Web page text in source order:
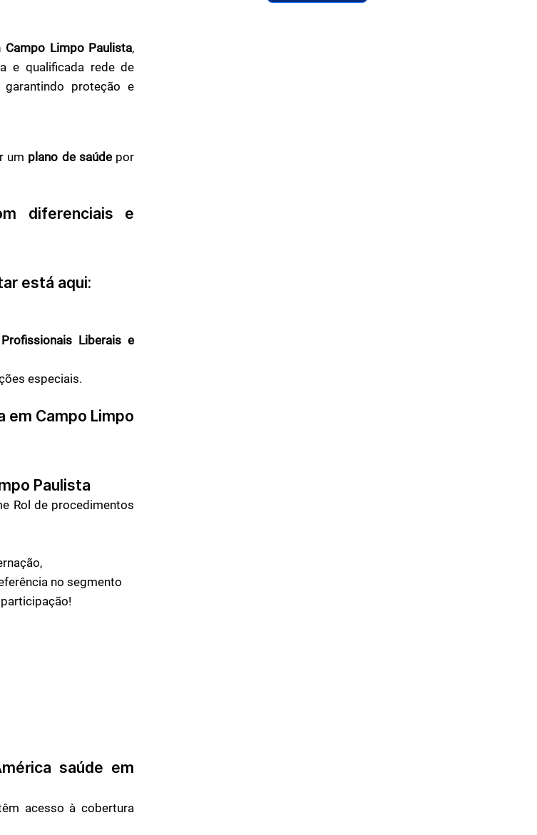
Campo Limpo Paulista,
e qualificada rede de
proteção e
um plano de saúde por
diferenciais e
está aqui:
Profissionais Liberais e
especiais.
em Campo Limpo
Paulista
Rol de procedimentos
no segmento
saúde em
acesso à cobertura